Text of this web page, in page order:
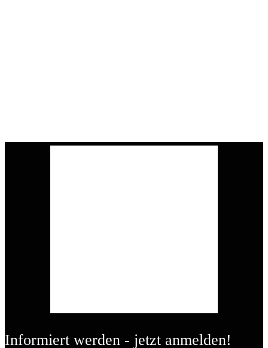
Informiert werden - jetzt anmelden!